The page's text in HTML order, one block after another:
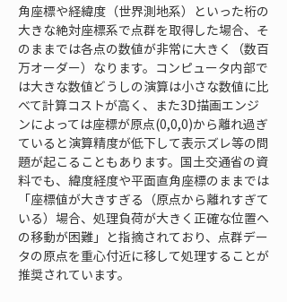
角座標や経緯度（世界測地系）といった桁の
大きな絶対座標系で点群を取得した場合、そ
のままでは各点の数値が非常に大きく（数百
万オーダー）なります。コンピュータ内部で
は大きな数値どうしの演算は小さな数値に比
べて計算コストが高く、また3D描画エンジ
ンによっては座標が原点(0,0,0)から離れ過ぎ
ていると演算精度が低下して表示ズレ等の問
題が起こることもあります。国土交通省の資
料でも、緯度経度や平面直角座標のままでは
「座標値が大きすぎる（原点から離れすぎて
いる）場合、処理負荷が大きく正確な位置へ
の移動が困難」と指摘されており、点群デー
タの原点を重心付近に移して処理することが
推奨されています。